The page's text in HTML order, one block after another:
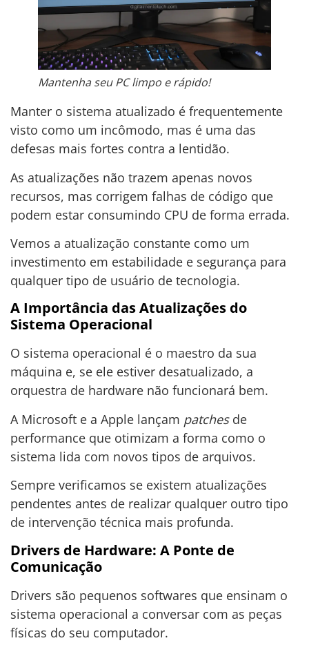
Mantenha seu PC limpo e rápido!
Manter o sistema atualizado é frequentemente
visto como um incômodo, mas é uma das
defesas mais fortes contra a lentidão.
As atualizações não trazem apenas novos
recursos, mas corrigem falhas de código que
podem estar consumindo CPU de forma errada.
Vemos a atualização constante como um
investimento em estabilidade e segurança para
qualquer tipo de usuário de tecnologia.
A Importância das Atualizações do
Sistema Operacional
O sistema operacional é o maestro da sua
máquina e, se ele estiver desatualizado, a
orquestra de hardware não funcionará bem.
A Microsoft e a Apple lançam patchesde
performance que otimizam a forma como o
sistema lida com novos tipos de arquivos.
Sempre verificamos se existem atualizações
pendentes antes de realizar qualquer outro tipo
de intervenção técnica mais profunda.
Drivers de Hardware: A Ponte de
Comunicação
Drivers são pequenos softwares que ensinam o
sistema operacional a conversar com as peças
físicas do seu computador.